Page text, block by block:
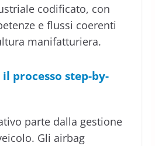
codificato, con
e flussi coerenti
manifatturiera.
processo step-by-
parte dalla gestione
Gli airbag